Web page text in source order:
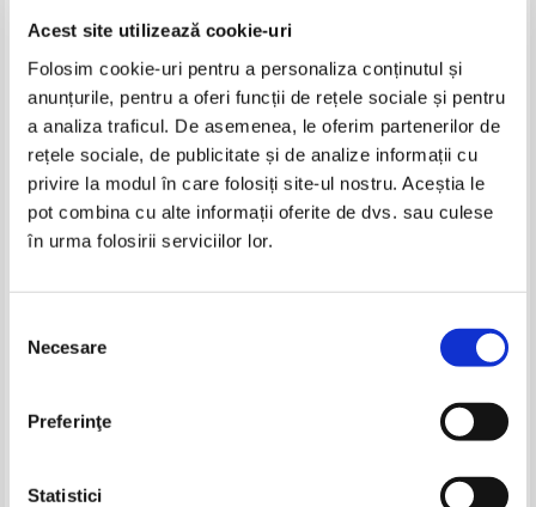
Acest site utilizează cookie-uri
Folosim cookie-uri pentru a personaliza conținutul și
anunțurile, pentru a oferi funcții de rețele sociale și pentru
a analiza traficul. De asemenea, le oferim partenerilor de
rețele sociale, de publicitate și de analize informații cu
privire la modul în care folosiți site-ul nostru. Aceștia le
pot combina cu alte informații oferite de dvs. sau culese
în urma folosirii serviciilor lor.
consimțământului
Necesare
Preferinţe
Statistici
Georges Chaulet - Fantomette
viendra ce soir
Pret: 19,00Lei 7,60 Lei
Adaugă în coș
Dan Brown - Deception Point
Pret:19,00Lei 9,50 Lei
Adaugă în coș
-60% -60%